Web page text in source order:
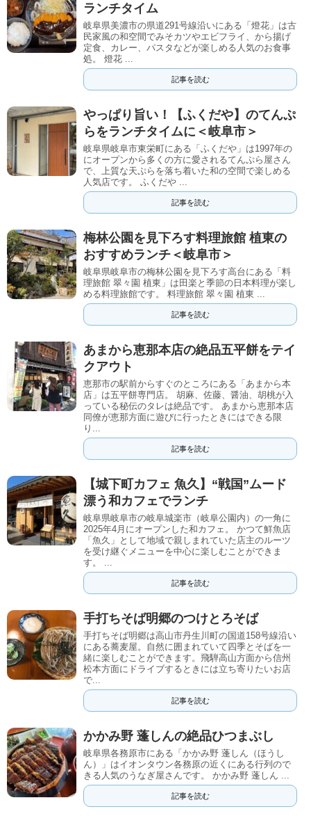
ランチタイム
岐阜県美濃市の県道291号線沿いにある「燈花」は古
民家風の和空間でみそカツやエビフライ、から揚げ
定食、カレー、パスタなどが楽しめる人気のお食事
処。 燈花 ...
記事を読む
やっぱり旨い！【ふくだや】のてんぷ
らをランチタイムに＜岐阜市＞
岐阜県岐阜市東栄町にある「ふくだや」は1997年の
にオープンから多くの方に愛されるてんぷら屋さん
で、上質な天ぷらを落ち着いた和の空間で楽しめる
人気店です。 ふくだや ...
記事を読む
梅林公園を見下ろす料理旅館 植東の
おすすめランチ＜岐阜市＞
岐阜県岐阜市の梅林公園を見下ろす高台にある「料
理旅館 翠々園 植東」は田楽と季節の日本料理が楽し
める料理旅館です。 料理旅館 翠々園 植東 ...
記事を読む
あまから恵那本店の絶品五平餅をテイ
クアウト
恵那市の駅前からすぐのところにある「あまから本
店」は五平餅専門店。 胡麻、佐藤、醤油、胡桃が入
っている秘伝のタレは絶品です。 あまから恵那本店
同僚が恵那方面に遊びに行ったときにはできる限
り...
記事を読む
【城下町カフェ 魚久】“戦国”ムード
漂う和カフェでランチ
岐阜県岐阜市の岐阜城楽市（岐阜公園内）の一角に
2025年4月にオープンした和カフェ。 かつて鮮魚店
「魚久」として地域で親しまれていた店主のルーツ
を受け継ぐメニューを中心に楽しむことができま
す。 ...
記事を読む
手打ちそば明郷のつけとろそば
手打ちそば明郷は高山市丹生川町の国道158号線沿い
にある蕎麦屋。自然に囲まれていて四季とそばを一
緒に楽しむことができます。飛騨高山方面から信州
松本方面にドライブするときには立ち寄りたいお店
で...
記事を読む
かかみ野 蓬しんの絶品ひつまぶし
岐阜県各務原市にある「かかみ野 蓬しん（ほうし
ん）」はイオンタウン各務原の近くにある行列ので
きる人気のうなぎ屋さんです。 かかみ野 蓬しん ...
記事を読む